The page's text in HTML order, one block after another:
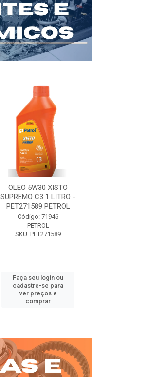
OLEO 5W30 XISTO
SUPREMO C3 1 LITRO -
PET271589 PETROL
Código: 71946
PETROL
SKU: PET271589
Faça seu login ou
cadastre-se para
ver preços e
comprar